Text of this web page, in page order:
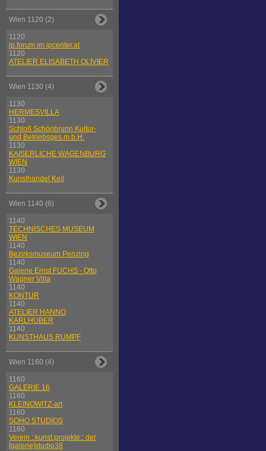
Wien 1120 (2)
1120
ip.forum im ipcenter.at
1120
ATELIER ELISABETH OLIVIER
Wien 1130 (4)
1130
HERMESVILLA
1130
Schloß Schönbrunn Kultur-
und Betriebsges.m.b.H.
1130
KAISERLICHE WAGENBURG
WIEN
1130
Kunsthandel Keil
Wien 1140 (6)
1140
TECHNISCHES MUSEUM
WIEN
1140
Bezirksmuseum Penzing
1140
Galerie Ernst FUCHS - Otto
Wagner Villa
1140
KONTUR
1140
ATELIER HANNO
KARLHUBER
1140
KUNSTHAUS RUMPF
Wien 1160 (4)
1160
GALERIE 16
1160
KLEINOWITZ-art
1160
SOHO STUDIOS
1160
Verein ::kunst.projekte:: der
[galerie]studio38